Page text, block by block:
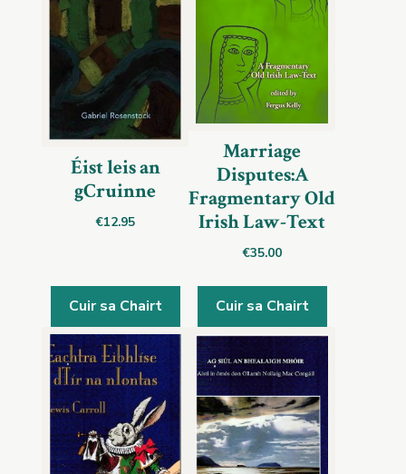
Éist leis an
gCruinne
€12.95
Cuir sa Chairt
Marriage
Disputes:A
Fragmentary Old
Irish Law-Text
€35.00
Cuir sa Chairt